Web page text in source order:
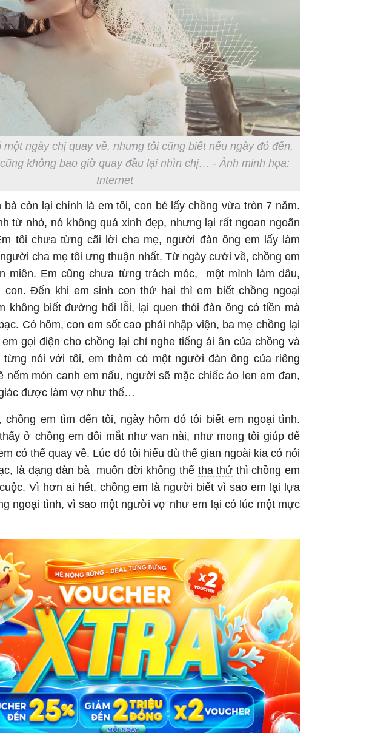
một ngày chị quay về, nhưng tôi cũng biết nếu ngày đó đến,
không bao giờ quay đầu lại nhìn chị… - Ảnh minh họa:
Internet
bà còn lại chính là em tôi, con bé lấy chồng vừa tròn 7 năm.
từ nhỏ, nó không quá xinh đẹp, nhưng lại rất ngoan ngoãn
tôi chưa từng cãi lời cha mẹ, người đàn ông em lấy làm
cha mẹ tôi ưng thuận nhất. Từ ngày cưới về, chồng em
miên. Em cũng chưa từng trách móc, một mình làm dâu,
con. Đến khi em sinh con thứ hai thì em biết chồng ngoại
không biết đường hối lỗi, lại quen thói đàn ông có tiền mà
Có hôm, con em sốt cao phải nhập viện, ba mẹ chồng lại
gọi điện cho chồng lại chỉ nghe tiếng ái ân của chồng và
từng nói với tôi, em thèm có một người đàn ông của riêng
nếm món canh em nấu, người sẽ mặc chiếc áo len em đan,
được làm vợ như thế…
chồng em tìm đến tôi, ngày hôm đó tôi biết em ngoại tình.
ở chồng em đôi mắt như van nài, như mong tôi giúp để
có thể quay về. Lúc đó tôi hiểu dù thế gian ngoài kia có nói
là dạng đàn bà muôn đời không thể tha thứ thì chồng em
Vì hơn ai hết, chồng em là người biết vì sao em lại lựa
ngoại tình, vì sao một người vợ như em lại có lúc một mực